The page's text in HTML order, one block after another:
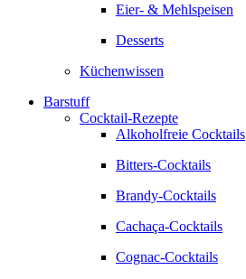
Eier- & Mehlspeisen
Desserts
Küchenwissen
Barstuff
Cocktail-Rezepte
Alkoholfreie Cocktails
Bitters-Cocktails
Brandy-Cocktails
Cachaça-Cocktails
Cognac-Cocktails